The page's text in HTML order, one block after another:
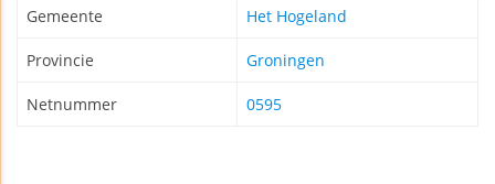
Gemeente Het Hogeland
Provincie Groningen
Netnummer 0595